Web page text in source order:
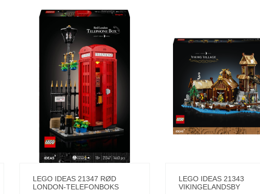
LEGO IDEAS 21347 RØD
LONDON-TELEFONBOKS
LEGO IDEAS 21343
VIKINGELANDSBY